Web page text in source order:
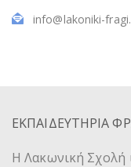
info@lakoniki-
ΕΚΠΑΙΔΕΥΤΗΡΙΑ
Η Λακωνική Σχολή